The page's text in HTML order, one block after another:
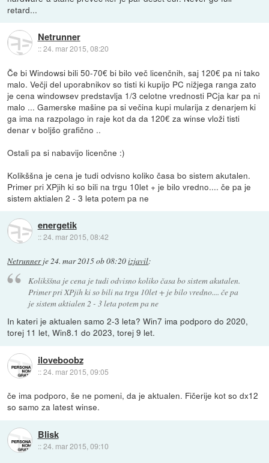
retard...
Netrunner
::24. mar 2015, 08:20
Če bi Windowsi bili 50-70€ bi bilo več licenčnih, saj 120€ pa ni tako
malo. Večji del uporabnikov so tisti ki kupijo PC nižjega ranga zato
je cena windowsev predstavlja 1/3 celotne vrednosti PCja kar pa ni
malo ... Gamerske mašine pa si večina kupi mularija z denarjem ki
ga ima na razpolago in raje kot da da 120€ za winse vloži tisti
denar v boljšo grafično ..
Ostali pa si nabavijo licenčne :)
Kolikššna je cena je tudi odvisno koliko časa bo sistem akutalen.
Primer pri XPjih ki so bili na trgu 10let + je bilo vredno.... če pa je
sistem aktialen 2 - 3 leta potem pa ne
energetik
::24. mar 2015, 08:42
Netrunnerje24. mar 2015 ob 08:20izjavil:
Kolikššna je cena je tudi odvisno koliko časa bo sistem akutalen.
Primer pri XPjih ki so bili na trgu 10let + je bilo vredno.... če pa
je sistem aktialen 2 - 3 leta potem pa ne
In kateri je aktualen samo 2-3 leta? Win7 ima podporo do 2020,
torej 11 let, Win8.1 do 2023, torej 9 let.
iloveboobz
::24. mar 2015, 09:05
če ima podporo, še ne pomeni, da je aktualen. Fičerije kot so dx12
so samo za latest winse.
Blisk
::24. mar 2015, 09:10